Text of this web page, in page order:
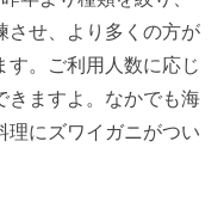
させ、より多くの方が
。ご利用人数に応じ
きますよ。なかでも海
にズワイガニがつい